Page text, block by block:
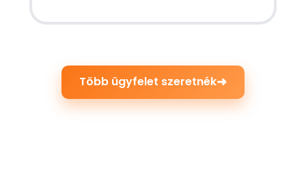
Több ügyfelet szeretnék➜